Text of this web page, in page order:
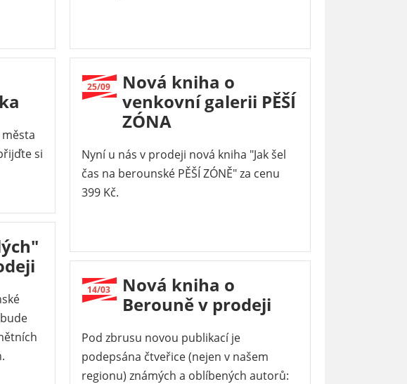
si
25/09
Nová kniha o
venkovní galerii PĚŠÍ
ZÓNA
Nyní u nás v prodeji nová kniha "Jak šel
čas na berounské PĚŠÍ ZÓNĚ" za cenu
399 Kč.
14/03
Nová kniha o
Berouně v prodeji
Pod zbrusu novou publikací je
podepsána čtveřice (nejen v našem
regionu) známých a oblíbených autorů: